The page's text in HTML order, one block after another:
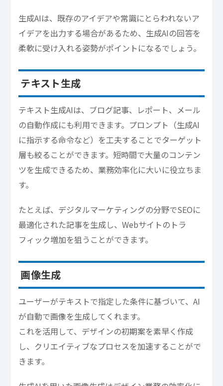
生成AIは、既存のアイデアや常識にとらわれないア
イデアを出力する場合があるため、生成AIの回答を
柔軟に受け入れる姿勢がポイントになるでしょう。
テキスト生成
テキスト生成AIは、ブログ記事、レポート、メール
の自動作成にも利用できます。プロンプト（生成AI
に指示する命令など）を工夫することでターゲット
層も絞ることができます。短時間で大量のコンテン
ツを生成できるため、業務効率化に大いに役立ちま
す。
たとえば、デジタルマーケティングの分野でSEOに
最適化された記事を生成し、Webサイトのトラ
フィック増加を狙うことができます。
画像生成
ユーザーがテキストで指定した条件に基づいて、AI
が自動で画像を生成してくれます。
これを活用して、デザインの初期案を素早く作成
し、クリエイティブなプロセスを加速することがで
きます。